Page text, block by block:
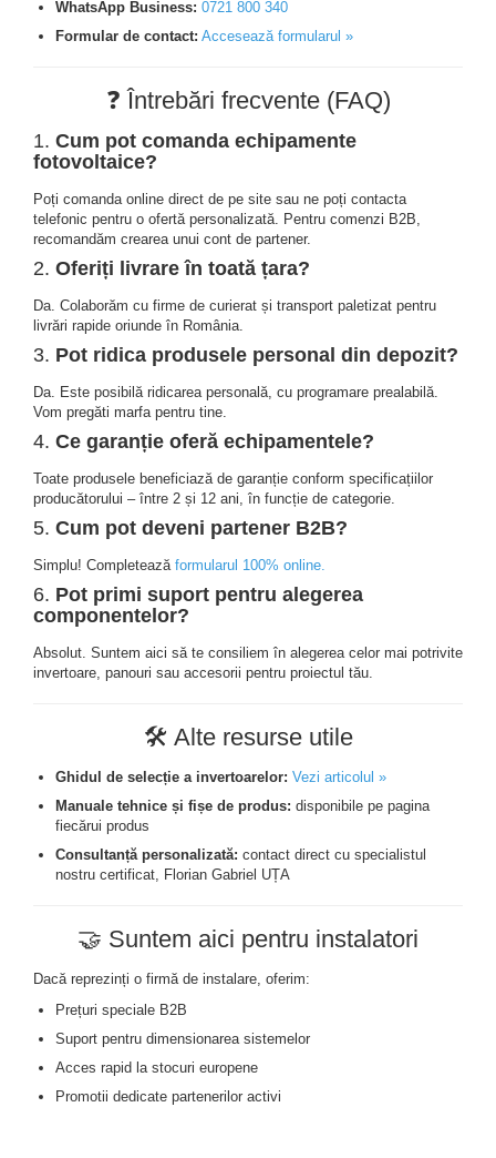
Invertoare Hibrid Sungrow
Victron Energy
MPPT
Accesorii Victron
Acumulatori Victron
Invertor Hibrid - Off Grid
Statii de reincarcare Victron
Sungrow
SBH
SBR battery
SBS
Accesorii stocare
Cabluri aluminiu armat
Cabluri aluminiu coaxial bransament
Cabluri aluminiu tip Enel
Cabluri energie joasa tensiune -
Cabluri cupru armat
Cabluri cupru coaxial bransament
Cabluri cupru flexibil
Cabluri cupru nearmat
Cabluri cupru rezistente la foc
Cabluri flexibile
Cabluri flexibile plate
Cabluri medie tensiune
Cabluri optice
Cabluri semnalizare si control
Cabluri speciale
Conductori flexibili cupru
Conductori rigizi cupru
Cabluri semnalizare incendiu
Cabluri semnalizare si control
ecranate
Cutie ABS modulara
Jgheab metalic perforat
Jgheab tip sarma
Tablou metalic
Tablou organizare santier
Tablou organizare santier
necablat
Tub flexibil dublu perete (corugata)
Tub flexibil metalic
Platbanda
Intrerupatoare automate
Intrerupatoare automate de putere
Intrerupatoare automate modulare
Relee
Separator fuzibil
Separator fuzibil aplicatii fotovoltaice
Sigurante fuzibile
Corpuri solare decorative
Instalatii sarbatori
Stalpi de iluminat
WhatsApp Business: 0721 800 340
Formular de contact: Accesează formularul »
❓ Întrebări frecvente (FAQ)
1. Cum pot comanda echipamente
fotovoltaice?
Poți comanda online direct de pe site sau ne poți contacta
telefonic pentru o ofertă personalizată. Pentru comenzi B2B,
recomandăm crearea unui cont de partener.
2. Oferiți livrare în toată țara?
Da. Colaborăm cu firme de curierat și transport paletizat pentru
livrări rapide oriunde în România.
3. Pot ridica produsele personal din depozit?
Da. Este posibilă ridicarea personală, cu programare prealabilă.
Vom pregăti marfa pentru tine.
4. Ce garanție oferă echipamentele?
Toate produsele beneficiază de garanție conform specificațiilor
producătorului – între 2 și 12 ani, în funcție de categorie.
5. Cum pot deveni partener B2B?
Simplu! Completează formularul 100% online.
6. Pot primi suport pentru alegerea
componentelor?
Absolut. Suntem aici să te consiliem în alegerea celor mai potrivite
invertoare, panouri sau accesorii pentru proiectul tău.
🛠️ Alte resurse utile
Ghidul de selecție a invertoarelor: Vezi articolul »
Manuale tehnice și fișe de produs: disponibile pe pagina
fiecărui produs
Consultanță personalizată: contact direct cu specialistul
nostru certificat, Florian Gabriel UȚA
🤝 Suntem aici pentru instalatori
Dacă reprezinți o firmă de instalare, oferim:
Prețuri speciale B2B
Suport pentru dimensionarea sistemelor
Acces rapid la stocuri europene
Promotii dedicate partenerilor activi